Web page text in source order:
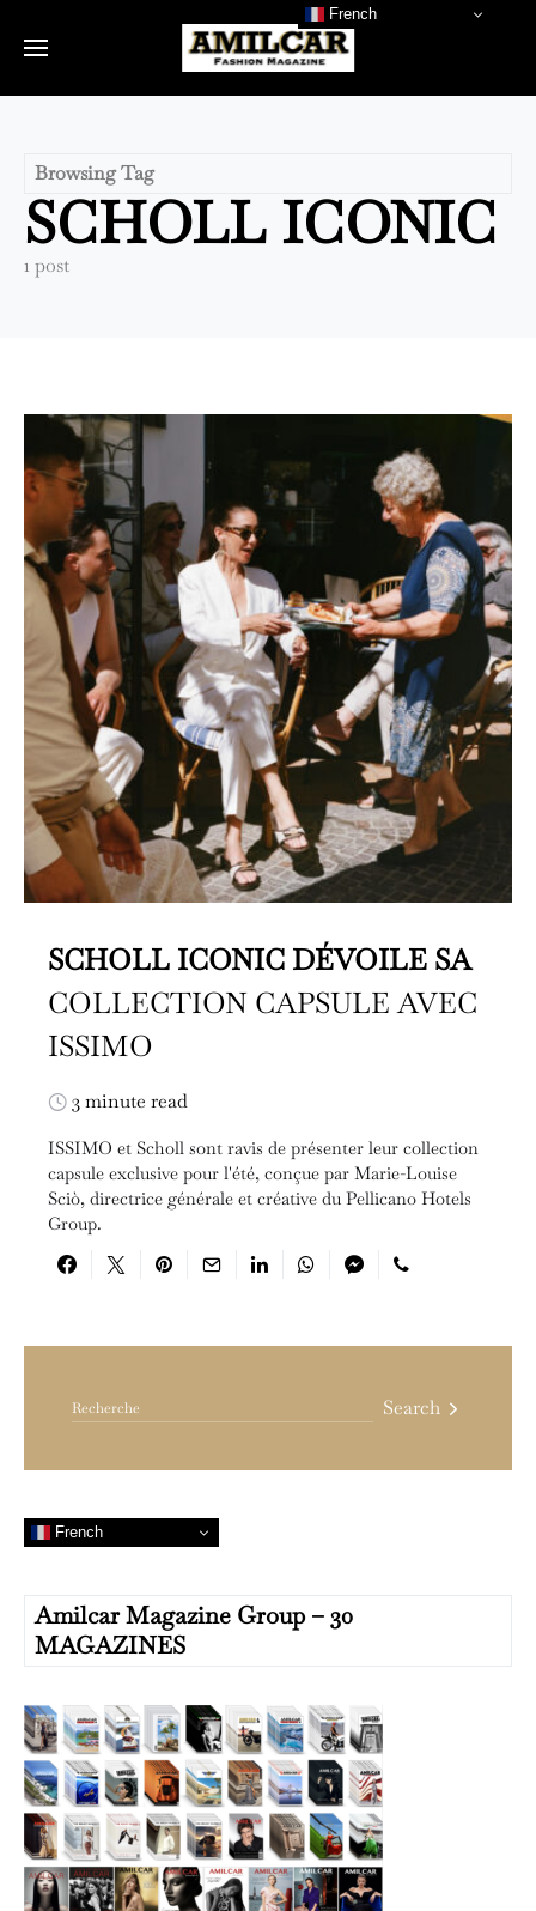
Browsing Tag
SCHOLL ICONIC
1 post
SCHOLL ICONIC DÉVOILE SA
COLLECTION CAPSULE AVEC
ISSIMO
3 minute read
ISSIMO et Scholl sont ravis de présenter leur collection
capsule exclusive pour l'été, conçue par Marie-Louise
Sciò, directrice générale et créative du Pellicano Hotels
Group.
Search
French
Amilcar Magazine Group – 30
MAGAZINES
French